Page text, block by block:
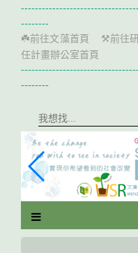
--------
☘️前往文藻首頁 ⚒️前往
任計畫辦公室首頁
--------